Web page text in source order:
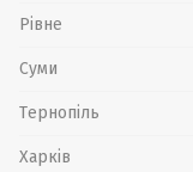
Рівне
Суми
Тернопіль
Харків